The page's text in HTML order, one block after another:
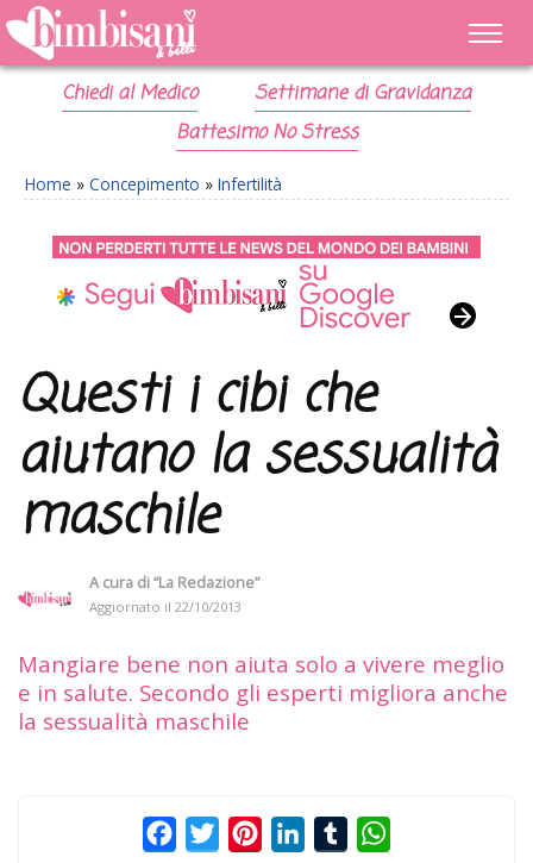
Chiedi al Medico
Settimane di Gravidanza
Battesimo No Stress
Home » Concepimento » Infertilità
Questi i cibi che
aiutano la sessualità
maschile
A cura di“La Redazione”
Aggiornato il 22/10/2013
Mangiare bene non aiuta solo a vivere meglio
e in salute. Secondo gli esperti migliora anche
la sessualità maschile
FacebookTwitterPinterestLinkedInTumblr